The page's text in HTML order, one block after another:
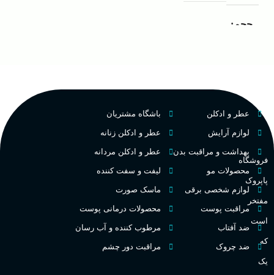
حجم
پخش بو
کشور مبدا برند فرانسه
طبع تلخ
غلظت
چوبی میوه‌ای مرکباتی
میوه‌ها و مرکبات، وانیل،
نت‌های چوبی
فروشگاه
پاپروک
مفتخر
است
که
یک
عطر و ادکلن
لوازم آرایش
بهداشت و مراقبت بدن
محصولات مو
لوازم شخصی برقی
مراقبت پوست
ضد آفتاب
ضد چروک
باشگاه مشتریان
عطر و ادکلن زنانه
عطر و ادکلن مردانه
لیفت و سفت کننده
ماسک صورت
محصولات درمانی پوست
مرطوب کننده و آب رسان
مراقبت دور چشم